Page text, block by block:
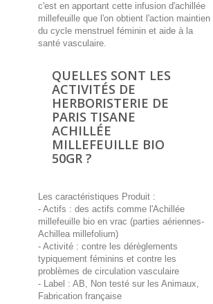
c'est en apportant cette infusion d'achillée
millefeuille que l'on obtient l'action maintien
du cycle menstruel féminin et aide à la
santé vasculaire.
QUELLES SONT LES
ACTIVITÉS DE
HERBORISTERIE DE
PARIS TISANE
ACHILLÉE
MILLEFEUILLE BIO
50GR ?
Les caractéristiques Produit :
- Actifs : des actifs comme l'Achillée
millefeuille bio en vrac (parties aériennes-
Achillea millefolium)
- Activité : contre les dérèglements
typiquement féminins et contre les
problèmes de circulation vasculaire
- Label : AB, Non testé sur les Animaux,
Fabrication française